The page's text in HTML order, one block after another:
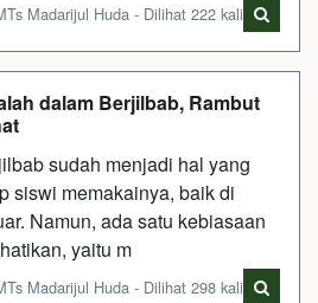
Madarijul Huda - Dilihat 222 kali
dalam Berjilbab, Rambut
sudah menjadi hal yang
siswi memakainya, baik di
Namun, ada satu kebiasaan
yaitu m
Madarijul Huda - Dilihat 298 kali